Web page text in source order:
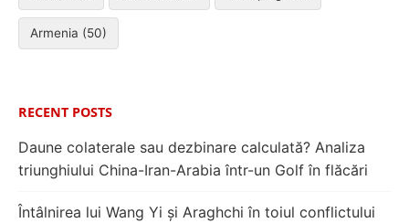
Armenia (50)
RECENT POSTS
Daune colaterale sau dezbinare calculată? Analiza
triunghiului China-Iran-Arabia într-un Golf în flăcări
Întâlnirea lui Wang Yi și Araghchi în toiul conflictului